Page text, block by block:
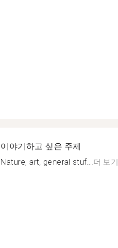
이야기하고 싶은 주제
Nature, art, general stuf...더 보기